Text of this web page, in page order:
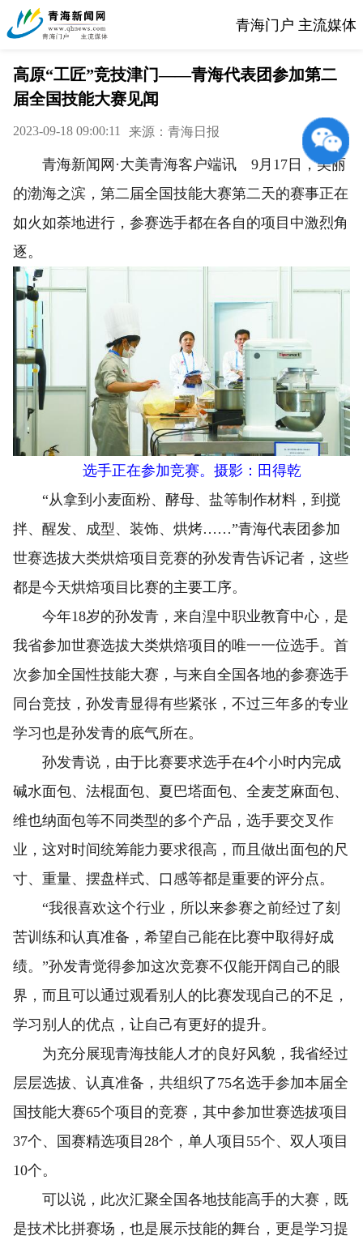
青海门户 主流媒体
高原“工匠”竞技津门——青海代表团参加第二
届全国技能大赛见闻
2023-09-18 09:00:11 来源：青海日报
青海新闻网·大美青海客户端讯 9月17日，美丽
的渤海之滨，第二届全国技能大赛第二天的赛事正在
如火如荼地进行，参赛选手都在各自的项目中激烈角
逐。
选手正在参加竞赛。摄影：田得乾
“从拿到小麦面粉、酵母、盐等制作材料，到搅
拌、醒发、成型、装饰、烘烤……”青海代表团参加
世赛选拔大类烘焙项目竞赛的孙发青告诉记者，这些
都是今天烘焙项目比赛的主要工序。
今年18岁的孙发青，来自湟中职业教育中心，是
我省参加世赛选拔大类烘焙项目的唯一一位选手。首
次参加全国性技能大赛，与来自全国各地的参赛选手
同台竞技，孙发青显得有些紧张，不过三年多的专业
学习也是孙发青的底气所在。
孙发青说，由于比赛要求选手在4个小时内完成
碱水面包、法棍面包、夏巴塔面包、全麦芝麻面包、
维也纳面包等不同类型的多个产品，选手要交叉作
业，这对时间统筹能力要求很高，而且做出面包的尺
寸、重量、摆盘样式、口感等都是重要的评分点。
“我很喜欢这个行业，所以来参赛之前经过了刻
苦训练和认真准备，希望自己能在比赛中取得好成
绩。”孙发青觉得参加这次竞赛不仅能开阔自己的眼
界，而且可以通过观看别人的比赛发现自己的不足，
学习别人的优点，让自己有更好的提升。
为充分展现青海技能人才的良好风貌，我省经过
层层选拔、认真准备，共组织了75名选手参加本届全
国技能大赛65个项目的竞赛，其中参加世赛选拔项目
37个、国赛精选项目28个，单人项目55个、双人项目
10个。
可以说，此次汇聚全国各地技能高手的大赛，既
是技术比拼赛场，也是展示技能的舞台，更是学习提